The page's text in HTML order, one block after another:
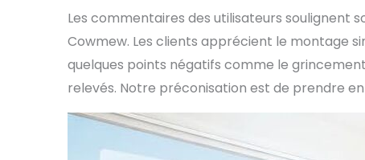
Les commentaires des utilisateurs soulignent
Cowmew. Les clients apprécient le montage
quelques points négatifs comme le
relevés. Notre préconisation est de prendre